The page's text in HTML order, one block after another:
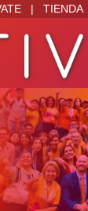
| TIENDA